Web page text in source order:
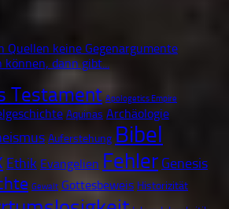
Quellen keine Gegenargumente
können, dann gibt...
Testament Apologetics Empire
Aquinas Archäologie
Auferstehung Bibel
Ethik Evangelien Fehler Genesis
Gewalt Gottesbeweis Historizität